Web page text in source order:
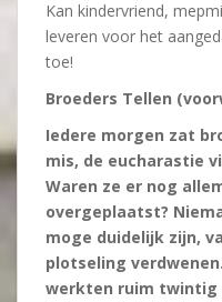
Kan kindervriend,
leveren voor het
toe!
Broeders Tellen
Iedere morgen zat
mis, de eucharastie
Waren ze er nog
overgeplaatst?
moge duidelijk zijn,
plotseling
werkten ruim twintig